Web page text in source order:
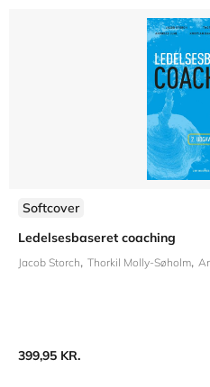
Softcover
Ledelsesbaseret coaching
Jacob Storch Thorkil Molly-Søholm
399,95 KR.